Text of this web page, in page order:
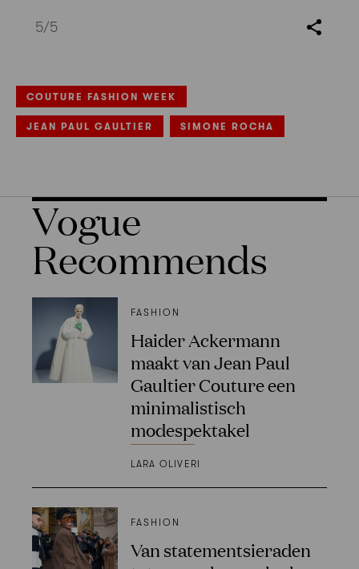
5/5
COUTURE FASHION WEEK
JEAN PAUL GAULTIER SIMONE ROCHA
Vogue
Recommends
FASHION
Haider Ackermann
maakt van Jean Paul
Gaultier Couture een
minimalistisch
modespektakel
LARA OLIVERI
FASHION
Van statementsieraden